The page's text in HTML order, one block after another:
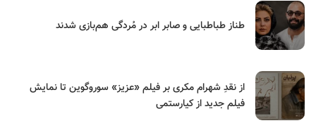
طناز طباطبایی و صابر ابر در مُردگی هم‌بازی شدند
از نقدِ شهرام مکری بر فیلم «عزیز» سوروگوین تا نمایش
فیلم جدید از کیارستمی